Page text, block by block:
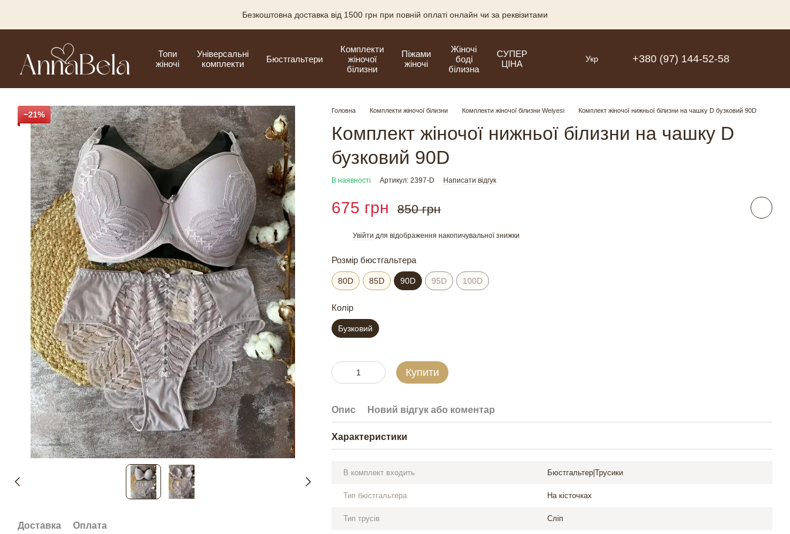
Безкоштовна доставка від 1500 грн при повній оплаті онлайн чи за реквізитами
Топи
жіночі
Універсальні
комплекти
Бюстгальтери
Комплекти
жіночої
білизни
Піжами
жіночі
Жіночі
боді
білизна
СУПЕР
ЦІНА
Укр +380 (97) 144-52-58
−21%
Доставка Оплата
Головна Комплекти жіночої білизни Комплекти жіночої білизни Weiyesi Комплект жіночої нижньої білизни на чашку D бузковий 90D
Комплект жіночої нижньої білизни на чашку D
бузковий 90D
В наявності Артикул: 2397-D Написати відгук
675 грн 850 грн
Увійти для відображення накопичувальної знижки
Розмір бюстгальтера
80D 85D 90D 95D 100D
Колір
Бузковий
Купити
Опис Новий відгук або коментар
Характеристики
В комплект входить Бюстгальтер|Трусики
Тип бюстгальтера На кісточках
Тип трусів Сліп